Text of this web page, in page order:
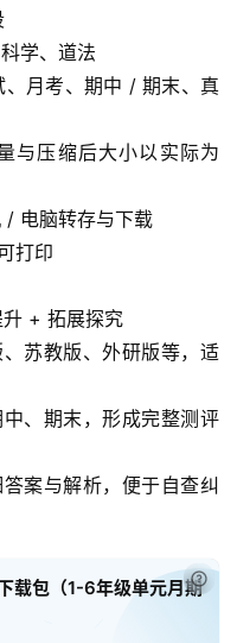
学、道法
、月考、期中 / 期末、真
与压缩后大小以实际为
/ 电脑转存与下载
打印
+ 拓展探究
苏教版、外研版等，适
、期末，形成完整测评
案与解析，便于自查纠
载包（1-6年级单元月期